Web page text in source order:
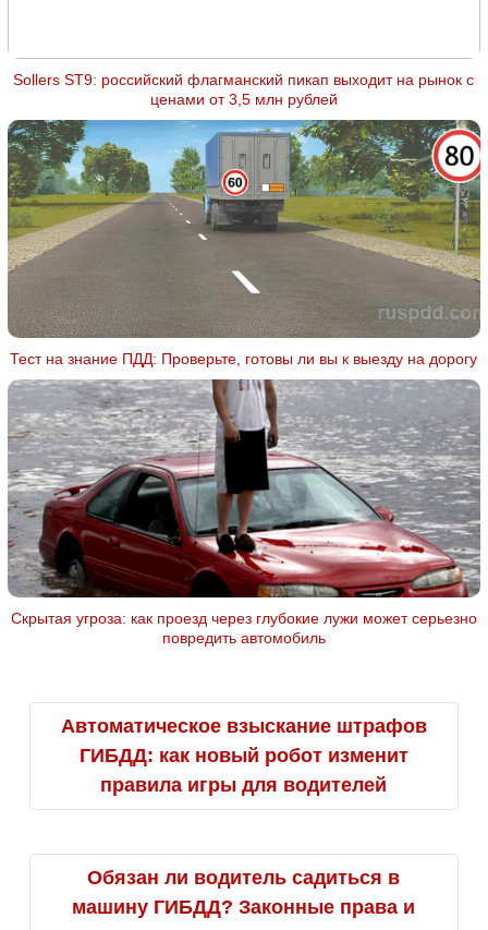
Sollers ST9: российский флагманский пикап выходит на рынок с
ценами от 3,5 млн рублей
Тест на знание ПДД: Проверьте, готовы ли вы к выезду на дорогу
Скрытая угроза: как проезд через глубокие лужи может серьезно
повредить автомобиль
Автоматическое взыскание штрафов
ГИБДД: как новый робот изменит
правила игры для водителей
Обязан ли водитель садиться в
машину ГИБДД? Законные права и